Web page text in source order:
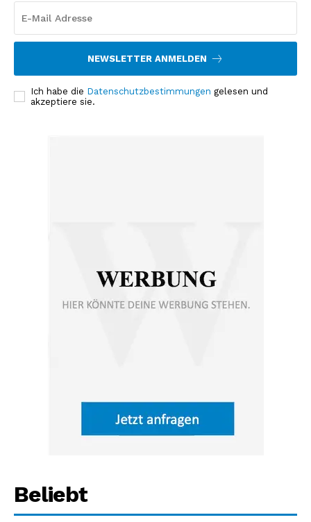
NEWSLETTER ANMELDEN
Ich habe die Datenschutzbestimmungen gelesen und
akzeptiere sie.
Beliebt